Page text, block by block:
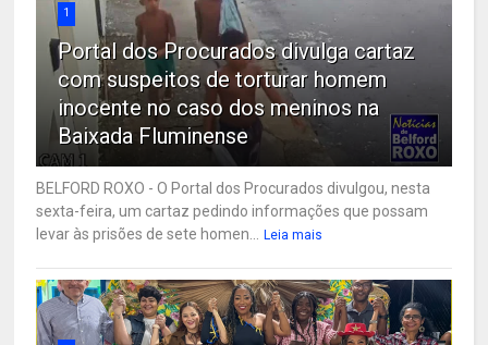
1
Portal dos Procurados divulga cartaz
com suspeitos de torturar homem
inocente no caso dos meninos na
Baixada Fluminense
BELFORD ROXO - O Portal dos Procurados divulgou, nesta
sexta-feira, um cartaz pedindo informações que possam
levar às prisões de sete homen...
Leia mais